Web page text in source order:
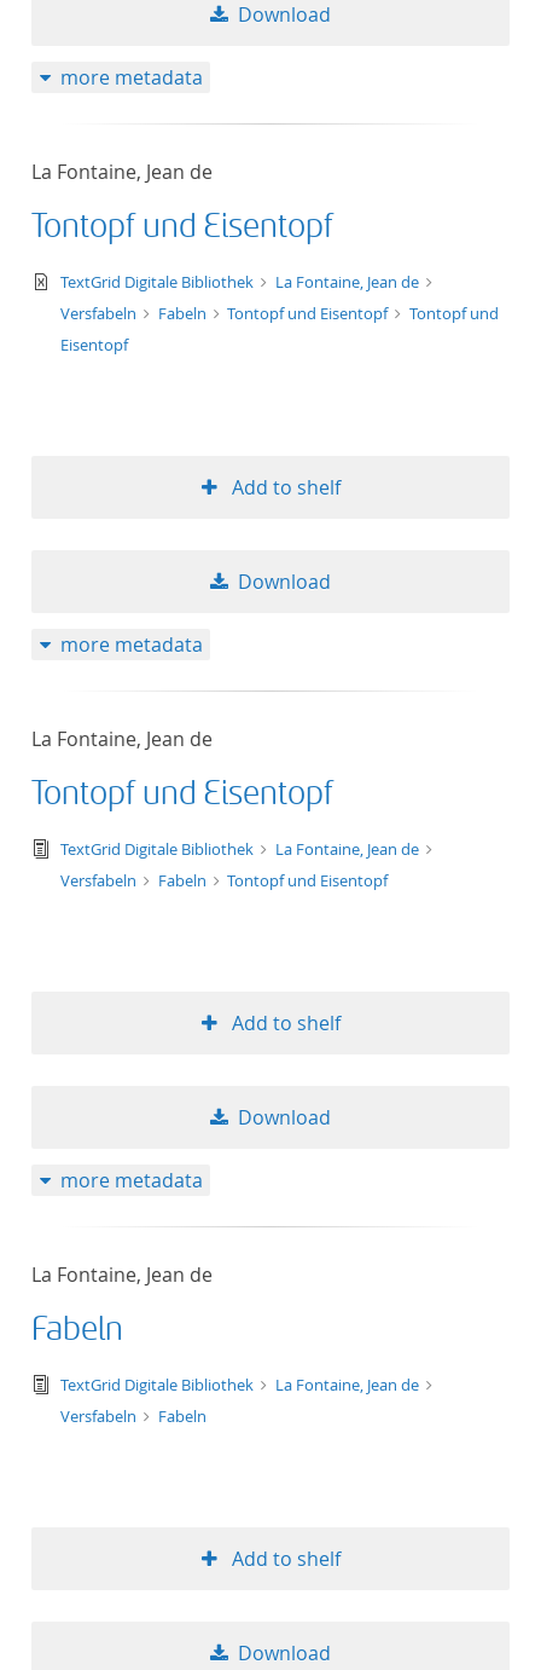
Download
more metadata
La Fontaine, Jean de
Tontopf und Eisentopf
text/xml
TextGrid Digitale Bibliothek
La Fontaine, Jean de
Versfabeln
Fabeln Tontopf und Eisentopf
Tontopf und
Eisentopf
Add to shelf
Download
more metadata
La Fontaine, Jean de
Tontopf und Eisentopf
text/tg.edition+tg.aggregation+xml
TextGrid Digitale Bibliothek
La Fontaine, Jean de
Versfabeln
Fabeln Tontopf und Eisentopf
Add to shelf
Download
more metadata
La Fontaine, Jean de
Fabeln
text/tg.edition+tg.aggregation+xml
TextGrid Digitale Bibliothek
La Fontaine, Jean de
Versfabeln
Fabeln
Add to shelf
Download